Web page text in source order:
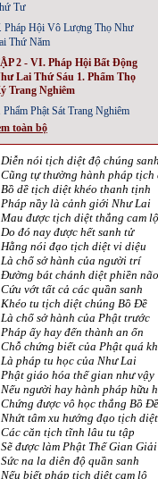
Tư
Pháp Hội Vô Lượng Thọ Như
Thứ Năm
2 - VI. Pháp Hội Bất Động
Lai Thứ Sáu 1. Phẩm Thọ
Trang Nghiêm
Phẩm Phật Sát Trang Nghiêm
toàn bộ
Diễn nói tịch diệt độ chúng sanh
Cũng tự thường hành pháp tịch
Bồ dề tịch diệt khéo thanh tịnh
Pháp nầy là cảnh giới Như Lai
Mau được tịch diệt thắng cam lộ
Do đó nay được hết sanh tử
Hằng nói đạo tịch diệt vi diệu
Là chổ sở hành của người trí
Ðường bát chánh diệt phiền
Cứu vớt tất cả các quần sanh
Khéo tu tịch diệt chúng Bồ Ðề
Là chổ sở hành của Phật trước
Pháp ấy hay đến thành an ổn
Chỗ chứng biết của Phật quá
Là pháp tu học của Như Lai
Phật giáo hóa thế gian như vậy
Nếu người hay hành pháp hữu
Chứng được vô học thắng Bồ Ðề
Nhứt tâm xu hướng đạo tịch diệt
Các căn tịch tĩnh lâu tu tập
Sẽ được làm Phật Thế Gian Giải
Sức na la diên độ quần sanh
Nếu biết pháp tịch diệt cam lộ